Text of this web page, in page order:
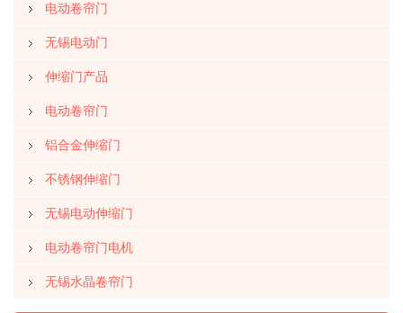
电动卷帘门
无锡电动门
伸缩门产品
电动卷帘门
铝合金伸缩门
不锈钢伸缩门
无锡电动伸缩门
电动卷帘门电机
无锡水晶卷帘门